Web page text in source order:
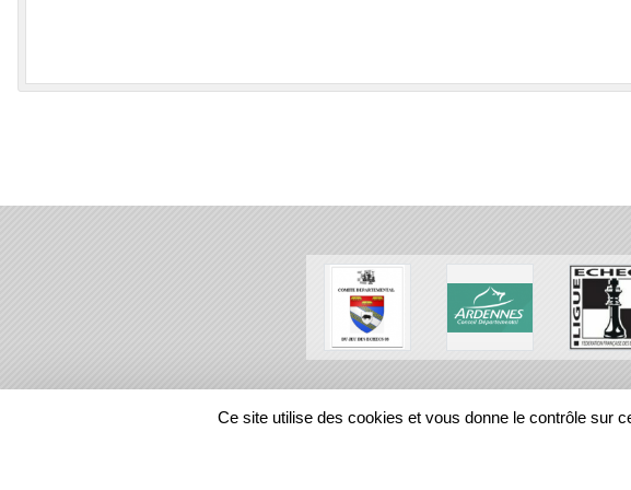
REGIONS
Ce site utilise des cookies et vous donne le contrôle sur